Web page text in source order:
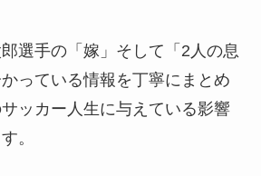
選手の「嫁」そして「2人の息
っている情報を丁寧にまとめ
ッカー人生に与えている影響
。